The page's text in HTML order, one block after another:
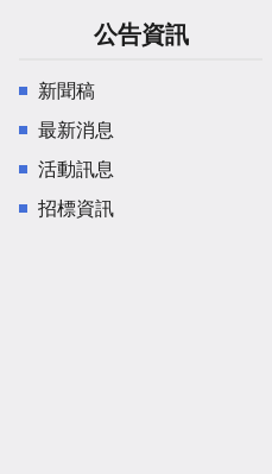
公告資訊
新聞稿
最新消息
活動訊息
招標資訊